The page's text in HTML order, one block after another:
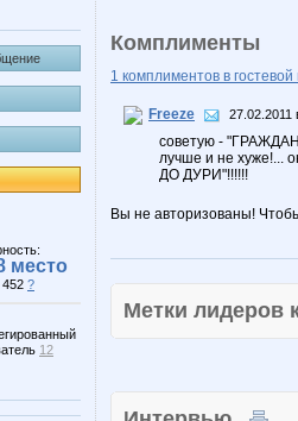
место
452 ?
12
Комплименты
1 комплиментов в гостевой
Freeze 27.02.2011
советую -
лучше и не хуже!...
ДО ДУРИ"!!!!!!
Вы не авторизованы!
Метки